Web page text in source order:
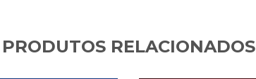
PRODUTOS RELACIONADOS